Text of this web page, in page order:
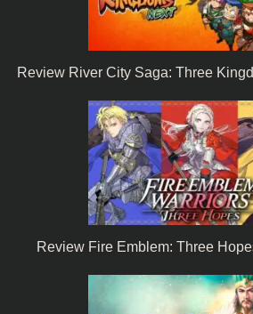
Review River City Saga: Three
Review Fire Emblem: Three